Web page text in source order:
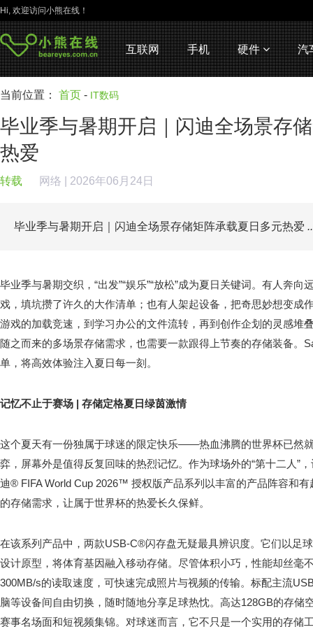
Hi, 欢迎访问小熊在线！
互联网 手机 硬件 汽
当前位置： 首页 - IT数码
毕业季与暑期开启｜闪迪全场景存
热爱
转载 网络 | 2026年06月24日
毕业季与暑期开启｜闪迪全场景存储矩阵承载夏日多元热爱
毕业季与暑期交织，“出发”“娱乐”“放松”成为夏日关键词。有人奔
戏，填坑攒了许久的大作清单；也有人架起设备，把奇思妙想变成
游戏的加载竞速，到学习办公的文件流转，再到创作企划的灵感
随之而来的多场景存储需求，也需要一款跟得上节奏的存储装备。
单，将高效体验注入夏日每一刻。
记忆不止于赛场 | 存储定格夏日绿茵激情
这个夏天有一份独属于球迷的限定快乐——热血沸腾的世界杯已然
弈，屏幕外是值得反复回味的热烈记忆。作为球场外的“第十二人”
迪® FIFA World Cup 2026™ 授权版产品系列以丰富的产品阵容和
的存储需求，让属于世界杯的热爱长久保鲜。
在该系列产品中，两款USB-C®闪存盘无疑最具辨识度。它们以
设计原型，将体育基因融入移动存储。尽管体积小巧，性能却丝毫
300MB/s的读取速度，可快速完成照片与视频的传输。标配主流
脑等设备间自由切换，随时随地分享足球热忱。高达128GB的存储
赛事名场面和短视频集锦。对球迷而言，它不只是一个实用的存储